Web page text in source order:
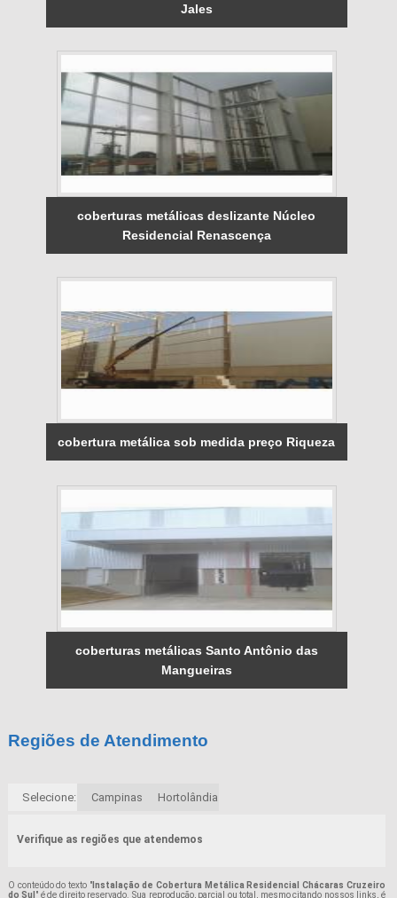
Jales
coberturas metálicas deslizante Núcleo
Residencial Renascença
cobertura metálica sob medida preço Riqueza
coberturas metálicas Santo Antônio das
Mangueiras
Regiões de Atendimento
Selecione: Campinas Hortolândia
Verifique as regiões que atendemos
O conteúdo do texto "Instalação de Cobertura Metálica Residencial Chácaras Cruzeiro
do Sul " é de direito reservado. Sua reprodução, parcial ou total, mesmo citando nossos links, é